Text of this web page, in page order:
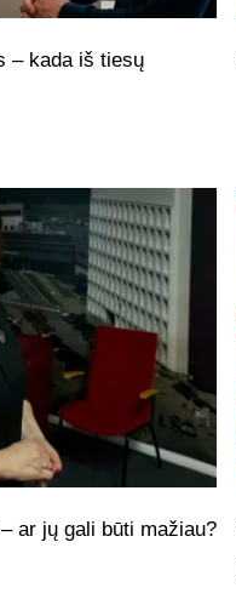
– kada iš tiesų
ar jų gali būti mažiau?